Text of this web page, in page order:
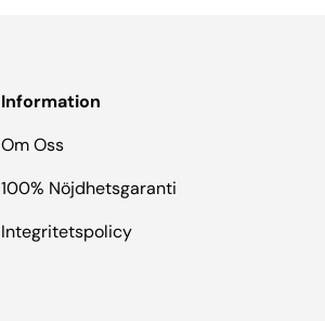
Information
Om Oss
100% Nöjdhetsgaranti
Integritetspolicy